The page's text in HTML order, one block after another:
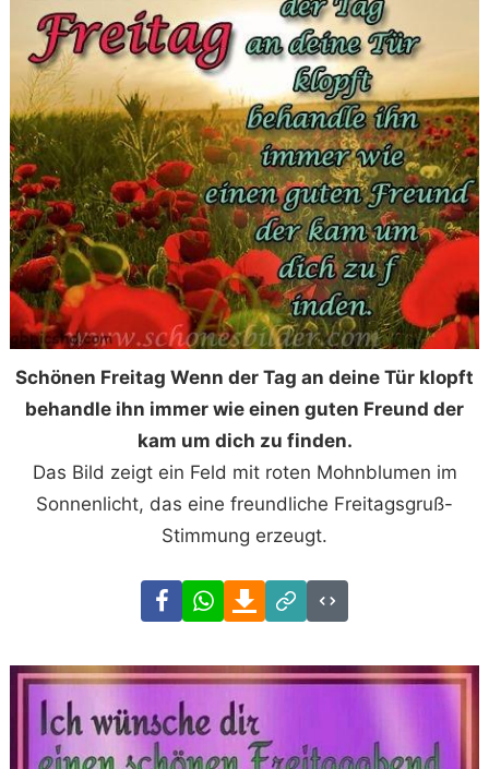
Schönen Freitag Wenn der Tag an deine Tür klopft
behandle ihn immer wie einen guten Freund der
kam um dich zu finden.
Das Bild zeigt ein Feld mit roten Mohnblumen im
Sonnenlicht, das eine freundliche Freitagsgruß-
Stimmung erzeugt.
FacebookWhatsAppDownload
Link
Code